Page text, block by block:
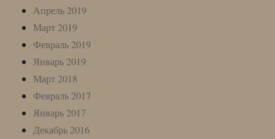
Апрель 2019
Март 2019
Февраль 2019
Январь 2019
Март 2018
Февраль 2017
Январь 2017
Декабрь 2016